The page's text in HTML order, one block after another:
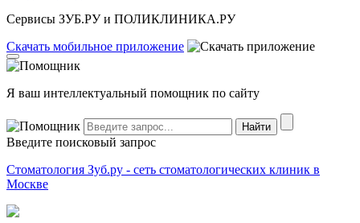
Сервисы ЗУБ.РУ и ПОЛИКЛИНИКА.РУ
Скачать мобильное приложение
Я ваш интеллектуальный помощник по сайту
Введите поисковый запрос
Стоматология Зуб.ру - сеть стоматологических клиник в
Москве